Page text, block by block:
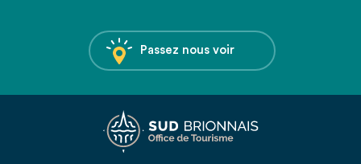
Passez nous voir